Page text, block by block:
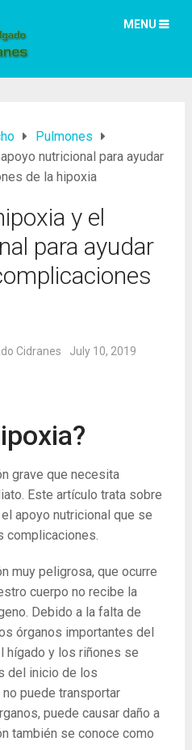
MENU
Pulmones
nutricional para ayudar
de la hipoxia
y el
para ayudar
Cidranes July 10, 2019
grave que necesita
Este artículo trata sobre
apoyo nutricional que se
complicaciones.
muy peligrosa, que ocurre
cuerpo no recibe la
Debido a la falta de
órganos importantes del
hígado y los riñones se
del inicio de los
puede transportar
puede causar daño a
también se conoce como